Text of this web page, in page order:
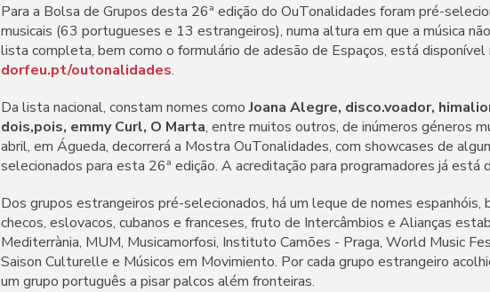
Para a Bolsa de Grupos desta 26ª edição do OuTonalidades foram pré-
musicais (63 portugueses e 13 estrangeiros), numa altura em que a música
lista completa, bem como o formulário de adesão de Espaços, está
dorfeu.pt/outonalidades.
Da lista nacional, constam nomes comoJoana Alegre, disco.voador,
dois,pois, emmy Curl, O Marta, entre muitos outros, de inúmeros géneros
abril, em Águeda, decorrerá a Mostra OuTonalidades, com showcases de
selecionados para esta 26ª edição. A acreditação para programadores já está
Dos grupos estrangeiros pré-selecionados, há um leque de nomes espanhóis,
checos, eslovacos, cubanos e franceses, fruto de Intercâmbios e Alianças
Mediterrània, MUM, Musicamorfosi, Instituto Camões - Praga, World Music
Saison Culturelle e Músicos em Movimiento. Por cada grupo estrangeiro
um grupo português a pisar palcos além fronteiras.